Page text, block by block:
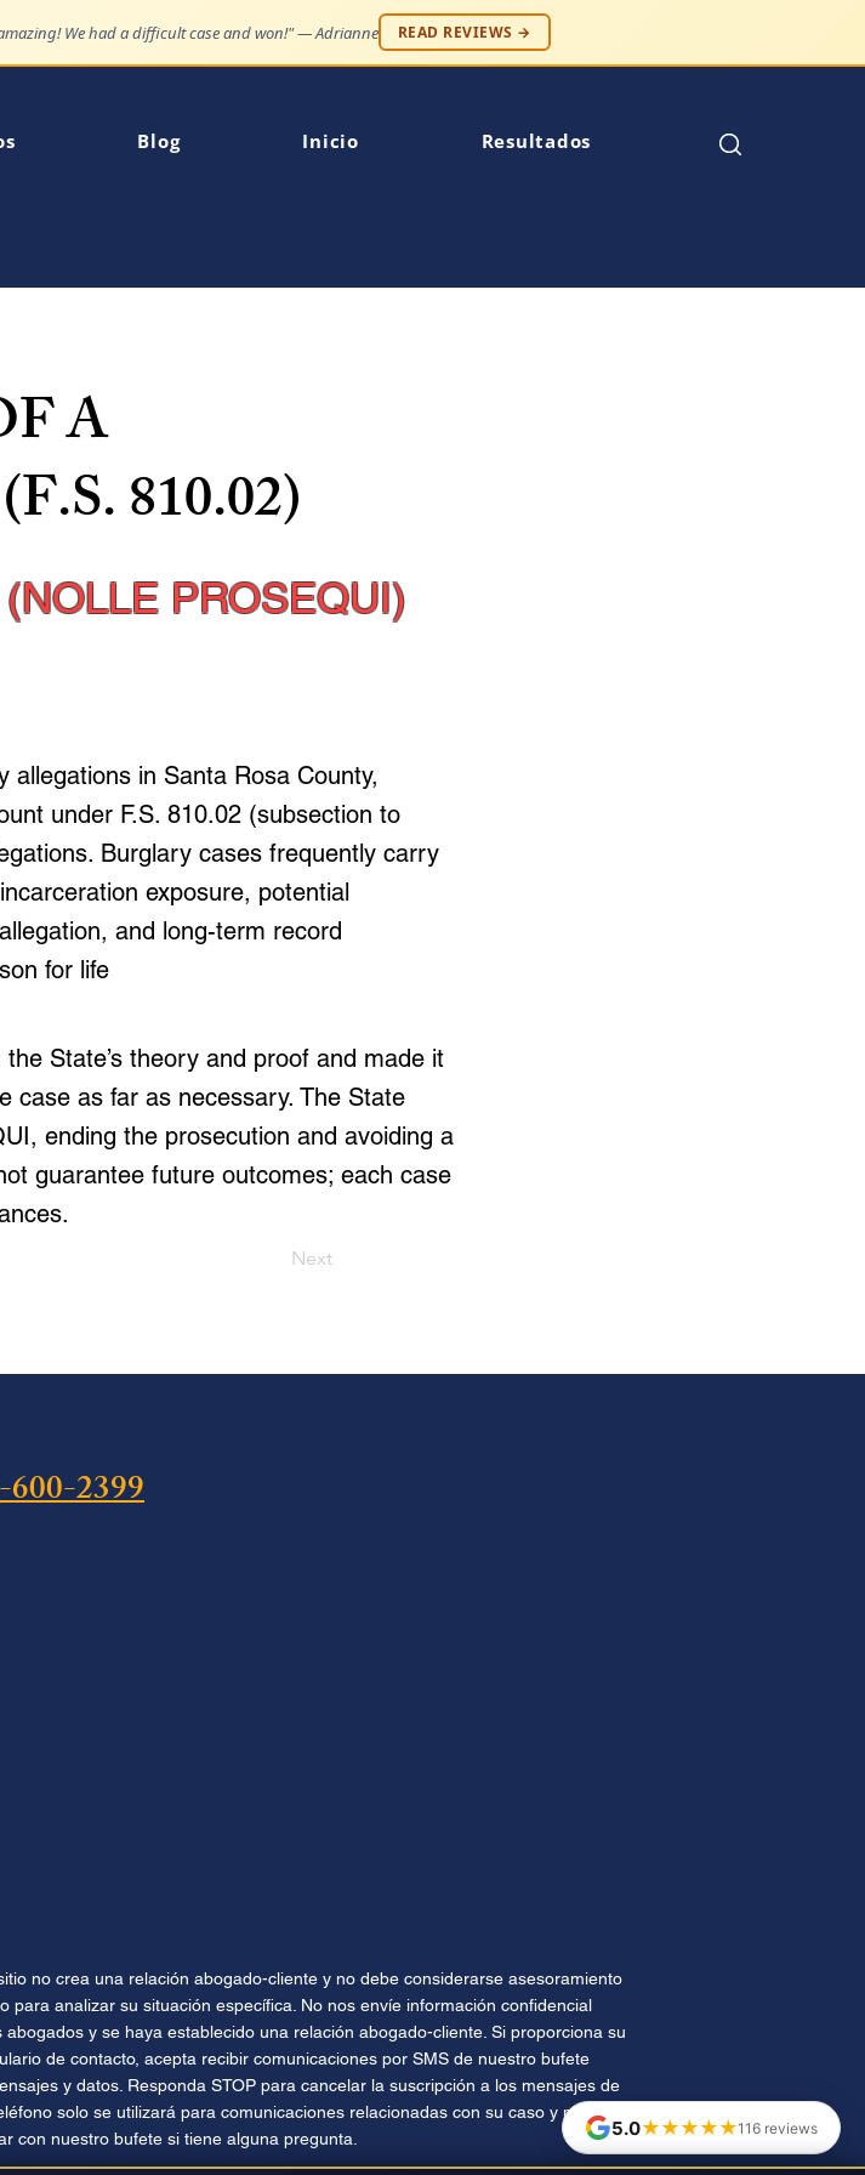
how quickly my son's charge was dismissed." — Robert S. READ REVIEWS →
Blog Inicio Resultados
A
810.02)
PROSEQUI)
allegations in Santa Rosa County,
under F.S. 810.02 (subsection to
Burglary cases frequently carry
exposure, potential
and long-term record
for life
State’s theory and proof and made it
case as far as necessary. The State
ending the prosecution and avoiding a
guarantee future outcomes; each case
Next
2399
no crea una relación abogado-cliente y no debe considerarse asesoramiento
para analizar su situación específica. No nos envíe información confidencial
y se haya establecido una relación abogado-cliente. Si proporciona su
de contacto, acepta recibir comunicaciones por SMS de nuestro bufete
y datos. Responda STOP para cancelar la suscripción a los mensajes de
solo se utilizará para comunicaciones relacionadas con su caso y no se
con nuestro bufete si tiene alguna pregunta.
5.0★★★★★116 reviews